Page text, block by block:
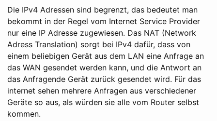
Die IPv4 Adressen sind begrenzt, das bedeutet man
bekommt in der Regel vom Internet Service Provider
nur eine IP Adresse zugewiesen. Das NAT (Network
Adress Translation) sorgt bei IPv4 dafür, dass von
einem beliebigen Gerät aus dem LAN eine Anfrage an
das WAN gesendet werden kann, und die Antwort an
das Anfragende Gerät zurück gesendet wird. Für das
internet sehen mehrere Anfragen aus verschiedener
Geräte so aus, als würden sie alle vom Router selbst
kommen.